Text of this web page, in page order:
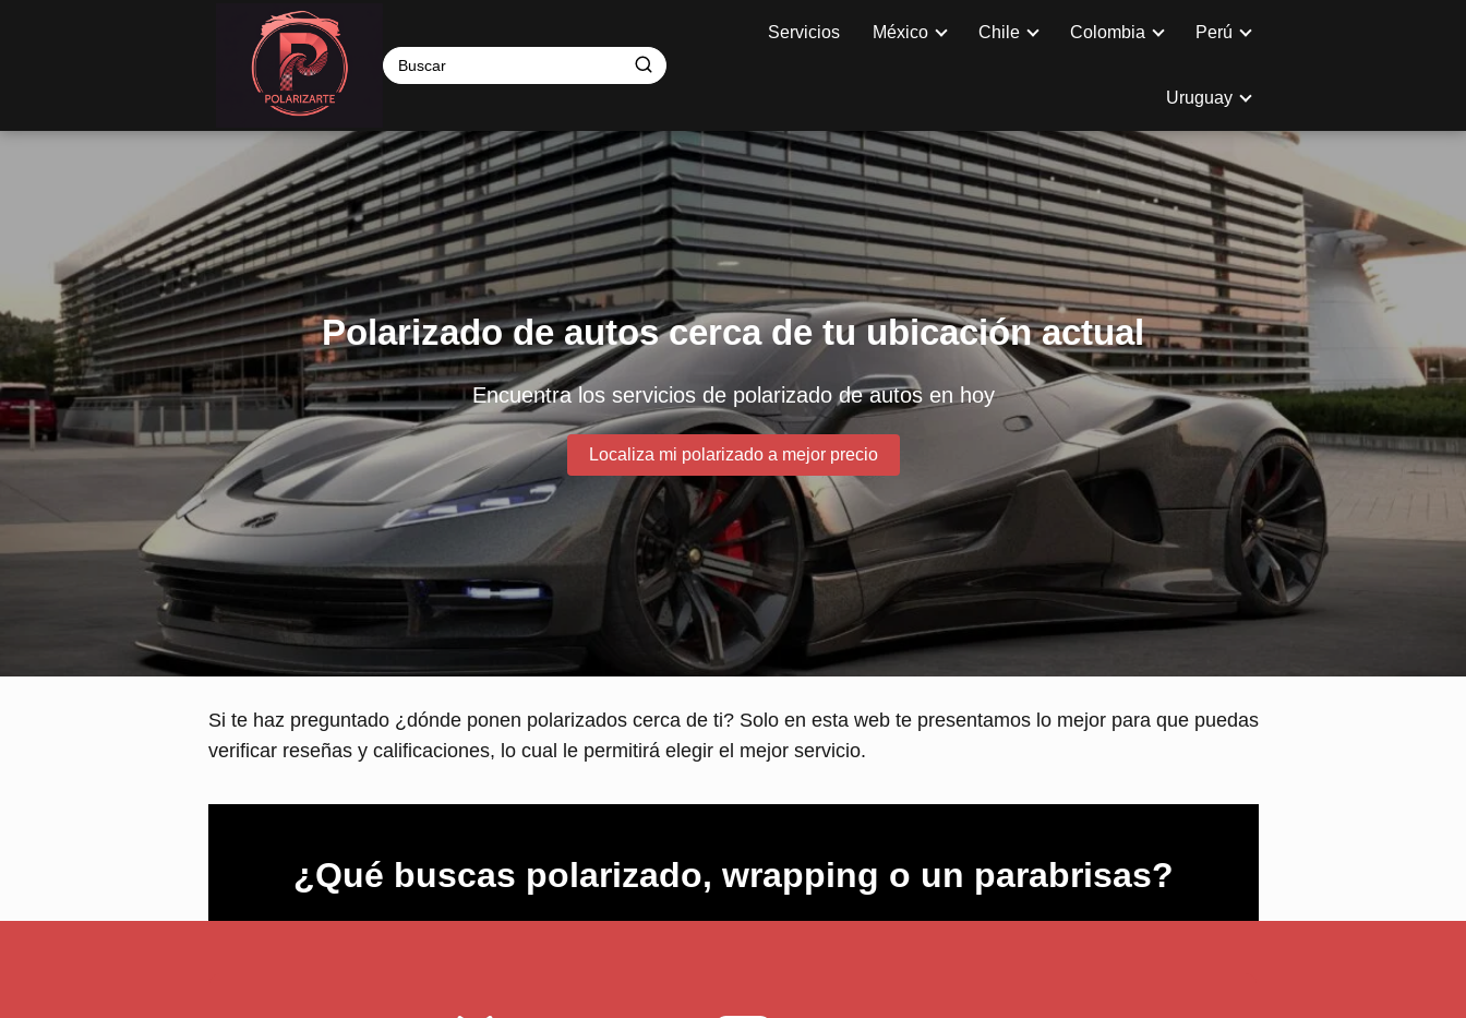
Servicios México Chile Colombia Perú
Uruguay
Polarizado de autos cerca de tu ubicación actual
Encuentra los servicios de polarizado de autos en hoy
Localiza mi polarizado a mejor precio
Si te haz preguntado ¿dónde ponen polarizados cerca de ti? Solo en esta web te presentamos lo mejor para que puedas
verificar reseñas y calificaciones, lo cual le permitirá elegir el mejor servicio.
¿Qué buscas polarizado, wrapping o un parabrisas?